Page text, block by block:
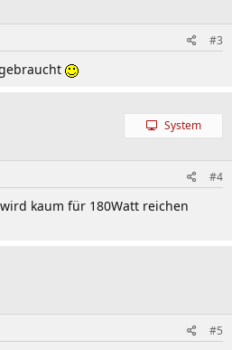
#3
System
#4
kaum für 180Watt reichen
#5